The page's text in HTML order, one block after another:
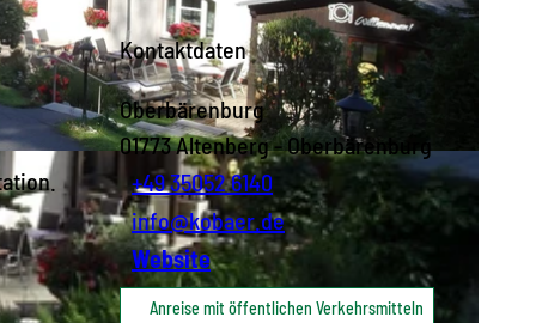
Kontaktdaten
Oberbärenburg
01773Altenberg- Oberbärenburg
+49 35052 6140
info@kobaer.de
Website
Anreise mit öffentlichen Verkehrsmitteln